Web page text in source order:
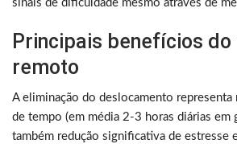
sinais de dificuldade mesmo através de
Principais benefícios
remoto
A eliminação do deslocamento representa
de tempo (em média 2-3 horas diárias em
também redução significativa de estresse